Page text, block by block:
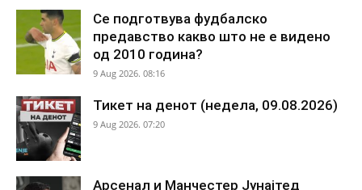
Се подготвува фудбалско
предавство какво што не е видено
од 2010 година?
9 Aug 2026. 08:16
Тикет на денот (недела, 09.08.2026)
9 Aug 2026. 07:20
Арсенал и Манчестер Јунајтед